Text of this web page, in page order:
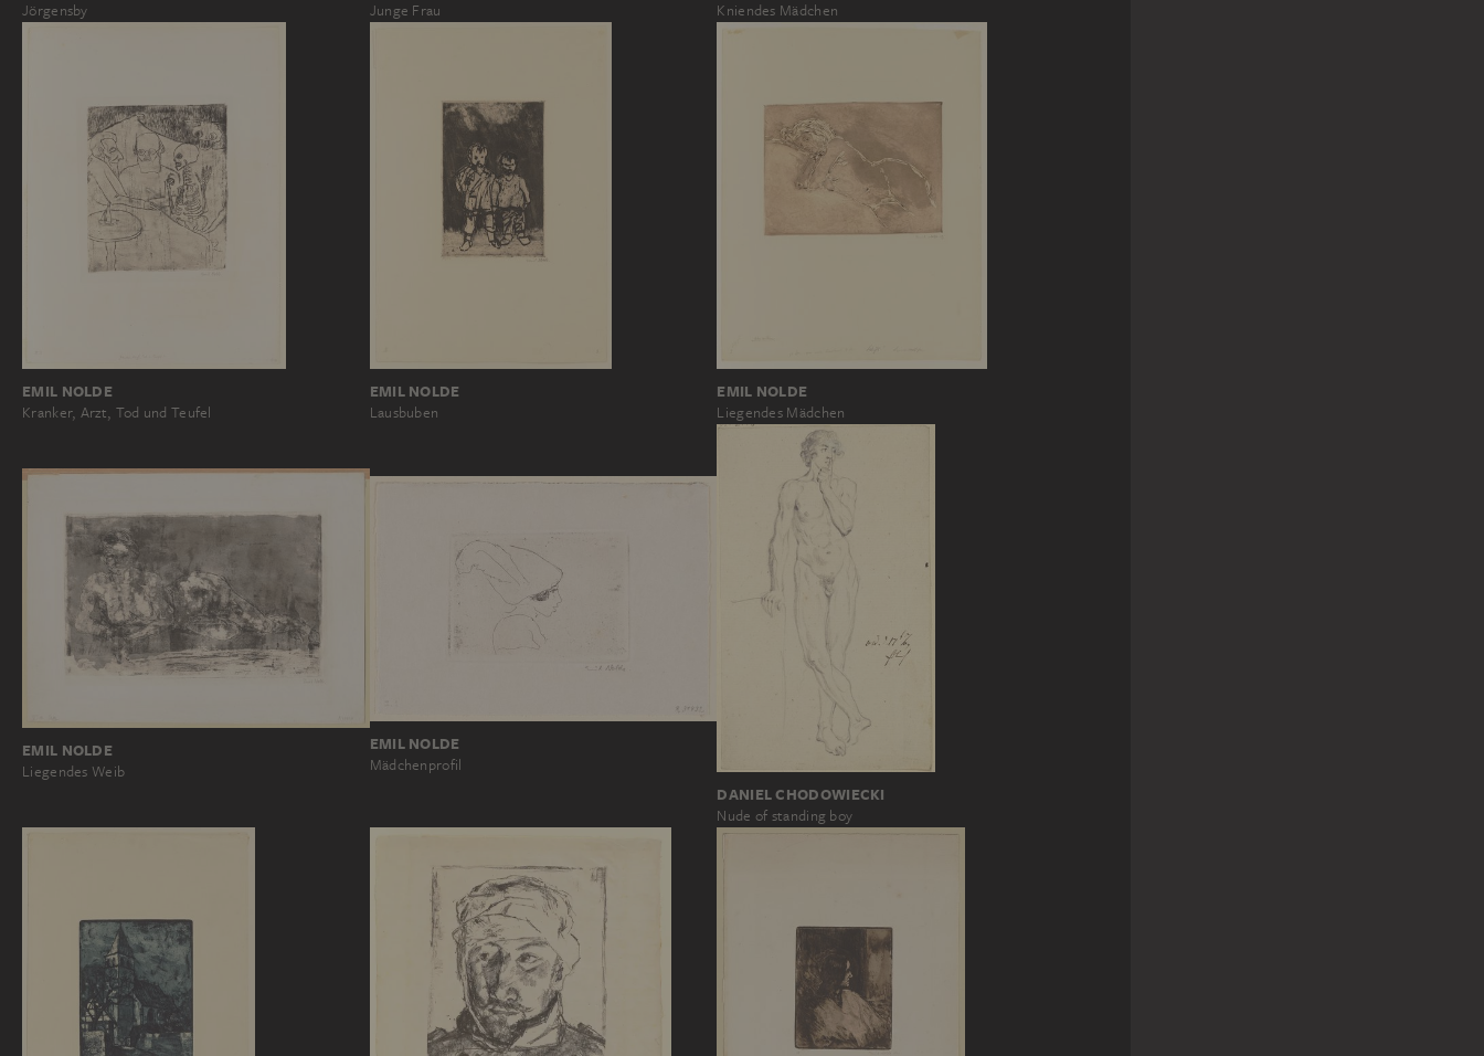
Jörgensby Junge Frau Kniendes Mädchen
EMIL NOLDE
Kranker, Arzt, Tod und Teufel
EMIL NOLDE
Lausbuben
EMIL NOLDE
Liegendes Mädchen
EMIL NOLDE
Liegendes Weib
EMIL NOLDE
Mädchenprofil
DANIEL CHODOWIECKI
Nude of standing boy